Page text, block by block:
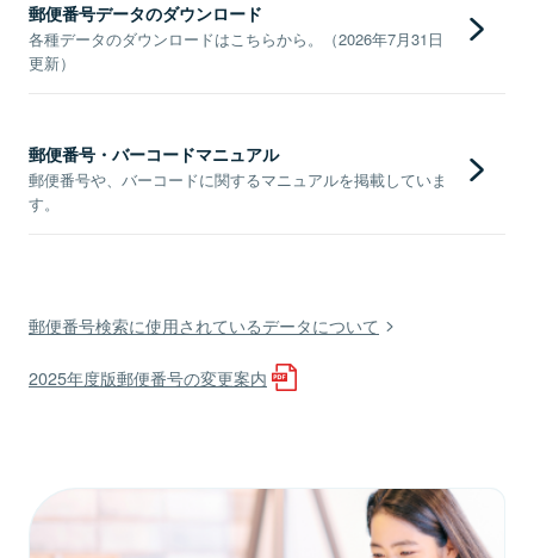
郵便番号データのダウンロード
各種データのダウンロードはこちらから。（2026年7月31日
更新）
郵便番号・バーコードマニュアル
郵便番号や、バーコードに関するマニュアルを掲載していま
す。
郵便番号検索に使用されているデータについて
2025年度版郵便番号の変更案内